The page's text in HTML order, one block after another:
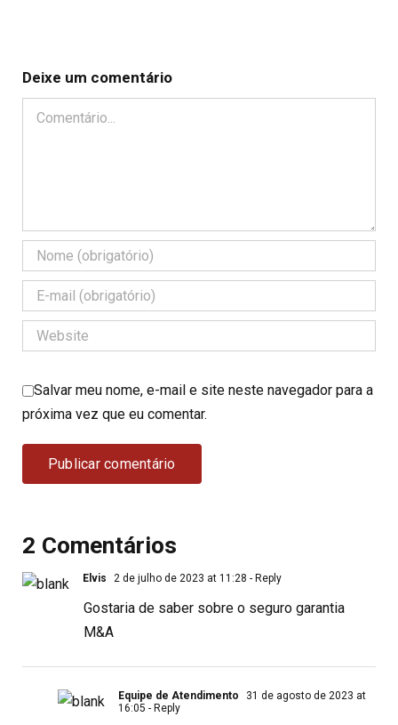
2 Comentários
Elvis 2 de julho de 2023 at 11:28 - Reply
Gostaria de saber sobre o seguro garantia
M&A
Equipe de Atendimento
31 de agosto de 2023 at
16:05 - Reply
Deixe um comentário
Comentário
Salvar meu nome, e-mail e site neste navegador para a
próxima vez que eu comentar.